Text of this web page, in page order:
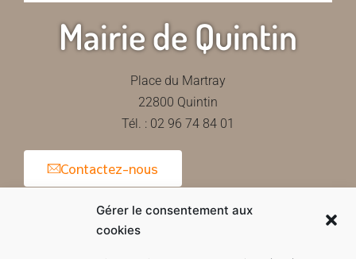
Gérer le consentement aux
cookies
Mairie de Quintin
Place du Martray
22800 Quintin
Tél. : 02 96 74 84 01
Contactez-nous